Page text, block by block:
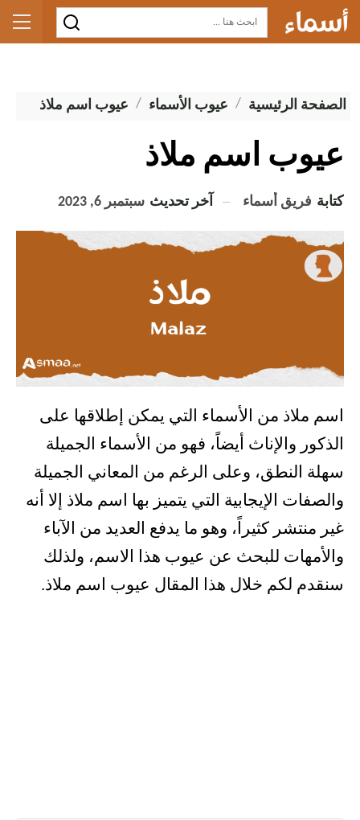
الصفحة الرئيسية عيوب الأسماء عيوب اسم ملاذ
عيوب اسم ملاذ
كتابة فريق أسماء آخر تحديث سبتمبر 6, 2023
اسم ملاذ من الأسماء التي يمكن إطلاقها على
الذكور والإناث أيضاً، فهو من الأسماء الجميلة
سهلة النطق، وعلى الرغم من المعاني الجميلة
والصفات الإيجابية التي يتميز بها اسم ملاذ إلا أنه
غير منتشر كثيراً، وهو ما يدفع العديد من الآباء
والأمهات للبحث عن عيوب هذا الاسم، ولذلك
سنقدم لكم خلال هذا المقال عيوب اسم ملاذ.